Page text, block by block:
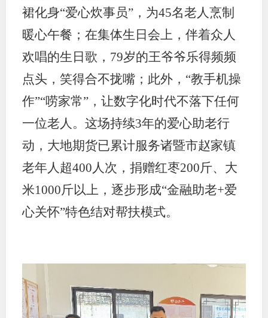
裙化身“爱心炊事员”，为45名老人烹制
暖心午餐；在集体生日会上，伴着众人
欢唱的生日歌，79岁的王爷爷乐得频频
点头，笑得合不拢嘴；此外，“教手机操
作”“唠家常”，让数字化时代不落下任何
一位老人。这场持续3年的爱心助老行
动，大地期货已累计服务诸暨市赵家镇
老年人超400人次，捐赠红枣200斤、大
米1000斤以上，逐步形成“金融助老+爱
心关怀”特色结对帮扶模式。